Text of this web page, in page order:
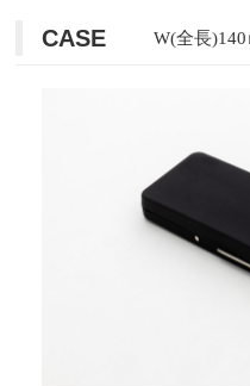
CASE W(全長